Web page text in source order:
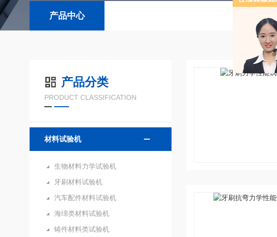
产品中心
产品分类
PRODUCT CLASSIFICATION
材料试验机
生物材料力学试验机
牙刷材料试验机
汽车配件材料试验机
海绵类材料试验机
铸件材料类试验机